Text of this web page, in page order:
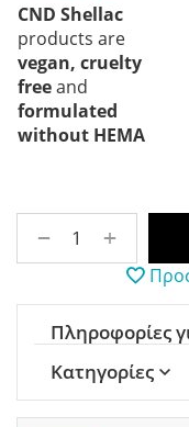
CND Shellac
products are
vegan, cruelty
freeand
formulated
without HEMA
+
−
Πληροφορίες
Κατηγορίες